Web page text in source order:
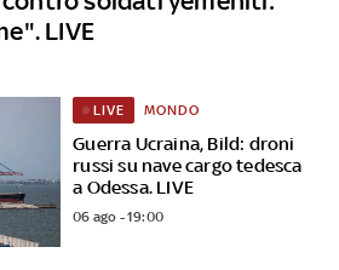
LIVE
Guerra Ucraina, Bild: droni
russi su nave cargo tedesca
a Odessa. LIVE
LIVE MONDO
06 ago - 19:00